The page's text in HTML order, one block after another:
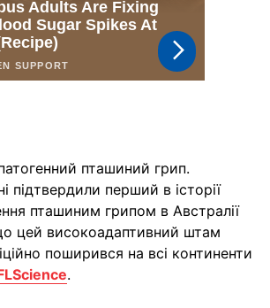
пташиний грип.
підтвердили перший в історії
пташиним грипом в Австралії
цей високоадаптивний штам
поширився на всі континенти
.